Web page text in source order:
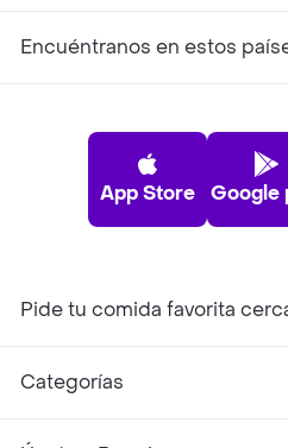
Encuéntranos en estos
App Store Google
Pide tu comida favorita
Categorías